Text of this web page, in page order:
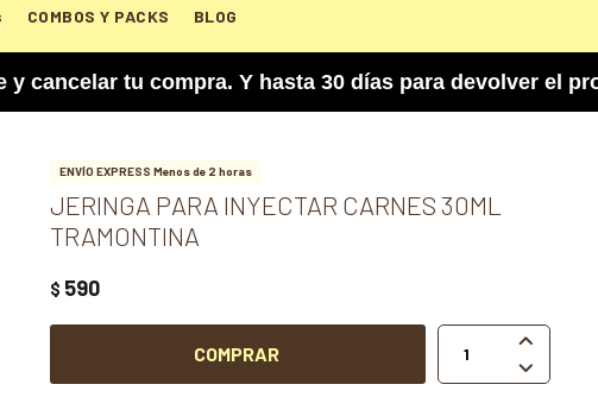
COMBOS Y PACKS BLOG
tu compra. Y hasta 30 días para devolver el
ENVÍO EXPRESS Menos de 2 horas
JERINGA PARA INYECTAR CARNES 30ML
TRAMONTINA
$ 590
COMPRAR

